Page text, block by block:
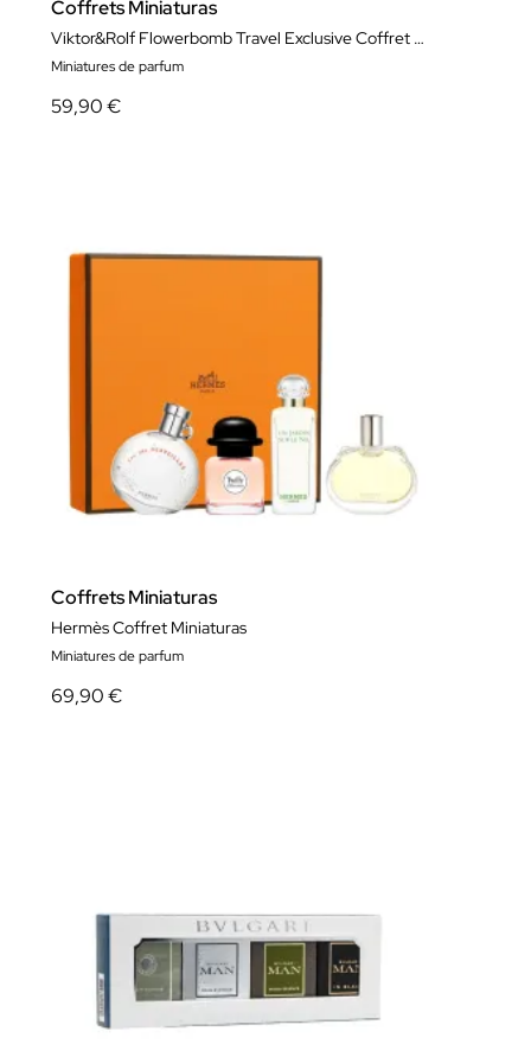
Coffrets Miniaturas
Viktor&Rolf Flowerbomb Travel Exclusive Coffret Miniaturas
Miniatures de parfum
59,90 €
Coffrets Miniaturas
Hermès Coffret Miniaturas
Miniatures de parfum
69,90 €